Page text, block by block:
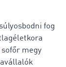
fog
megy